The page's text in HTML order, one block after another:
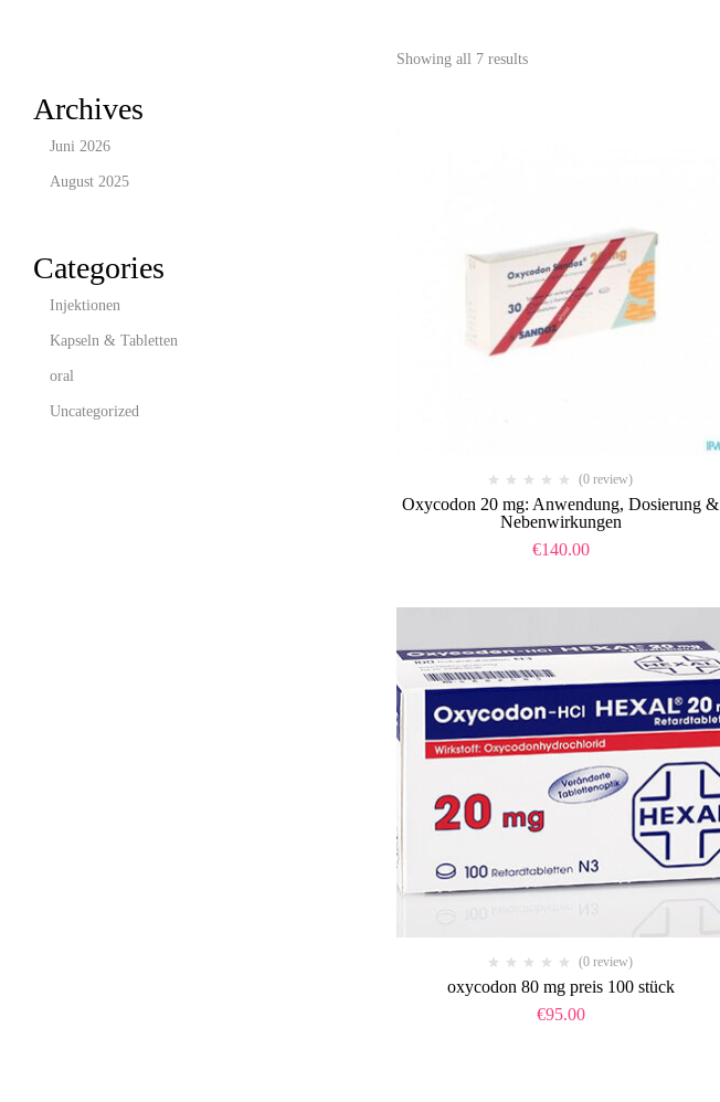
Archives
Juni 2026
August 2025
Categories
Injektionen
Kapseln & Tabletten
oral
Uncategorized
Showing all 7 results
(0 review)
Oxycodon 20 mg: Anwendung, Dosierung &
Nebenwirkungen
€140.00
(0 review)
oxycodon 80 mg preis 100 stück​
€95.00